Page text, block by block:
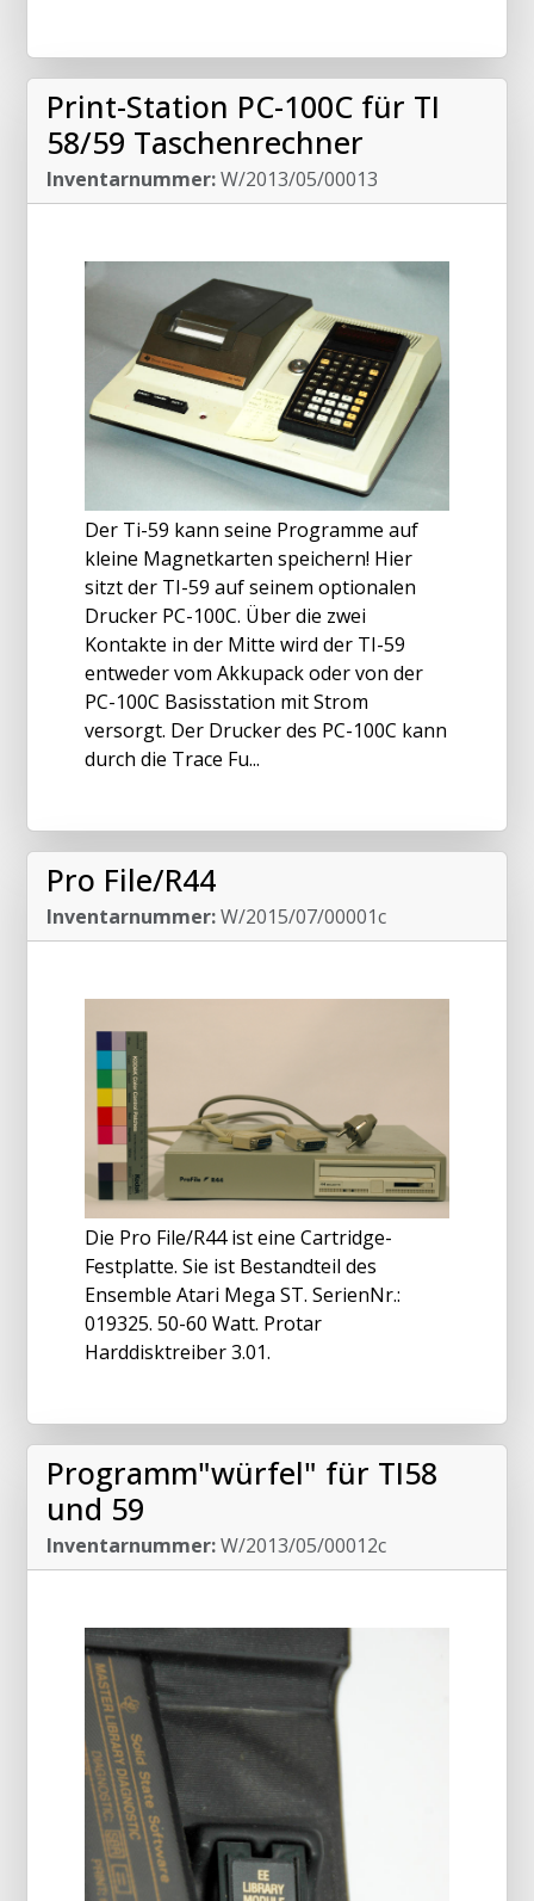
Print-Station PC-100C für TI
58/59 Taschenrechner
Inventarnummer:W/2013/05/00013
Der Ti-59 kann seine Programme auf
kleine Magnetkarten speichern! Hier
sitzt der TI-59 auf seinem optionalen
Drucker PC-100C. Über die zwei
Kontakte in der Mitte wird der TI-59
entweder vom Akkupack oder von der
PC-100C Basisstation mit Strom
versorgt. Der Drucker des PC-100C kann
durch die Trace Fu...
Pro File/R44
Inventarnummer:W/2015/07/00001c
Die Pro File/R44 ist eine Cartridge-
Festplatte. Sie ist Bestandteil des
Ensemble Atari Mega ST. SerienNr.:
019325. 50-60 Watt. Protar
Harddisktreiber 3.01.
Programm"würfel" für TI58
und 59
Inventarnummer:W/2013/05/00012c